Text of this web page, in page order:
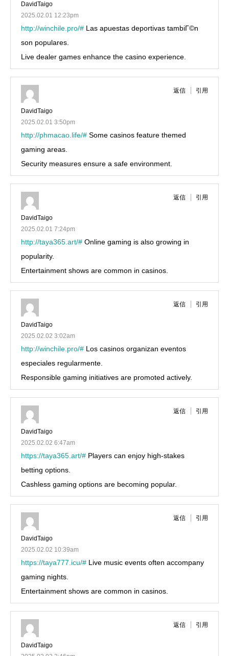
DavidTaigo
2025.02.01 12:23pm
http://winchile.pro/# Las apuestas deportivas tambiГ©n
son populares.
Live dealer games enhance the casino experience.
DavidTaigo
2025.02.01 3:50pm
返信 引用
http://phmacao.life/# Some casinos feature themed
gaming areas.
Security measures ensure a safe environment.
DavidTaigo
2025.02.01 7:24pm
返信 引用
http://taya365.art/# Online gaming is also growing in
popularity.
Entertainment shows are common in casinos.
DavidTaigo
2025.02.02 3:02am
返信 引用
http://winchile.pro/# Los casinos organizan eventos
especiales regularmente.
Responsible gaming initiatives are promoted actively.
DavidTaigo
2025.02.02 6:47am
返信 引用
https://taya365.art/# Players can enjoy high-stakes
betting options.
Cashless gaming options are becoming popular.
DavidTaigo
2025.02.02 10:39am
返信 引用
https://taya777.icu/# Live music events often accompany
gaming nights.
Entertainment shows are common in casinos.
DavidTaigo
返信 引用